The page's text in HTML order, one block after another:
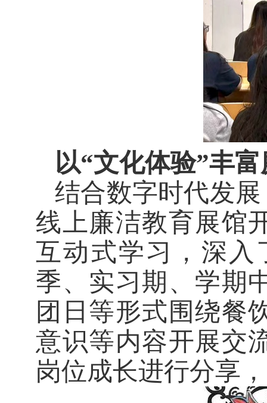
以“文化体验”丰
结合数字时代发
线上廉洁教育展馆
互动式学习，深入
季、实习期、学期
团日等形式围绕餐
意识等内容开展交
岗位成长进行分享